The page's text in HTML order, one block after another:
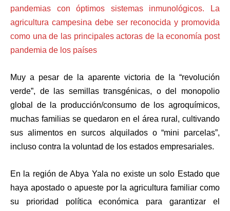
pandemias con óptimos sistemas inmunológicos. La
agricultura campesina debe ser reconocida y promovida
como una de las principales actoras de la economía post
pandemia de los países
Muy a pesar de la aparente victoria de la “revolución
verde”, de las semillas transgénicas, o del monopolio
global de la producción/consumo de los agroquímicos,
muchas familias se quedaron en el área rural, cultivando
sus alimentos en surcos alquilados o “mini parcelas”,
incluso contra la voluntad de los estados empresariales.
En la región de Abya Yala no existe un solo Estado que
haya apostado o apueste por la agricultura familiar como
su prioridad política económica para garantizar el